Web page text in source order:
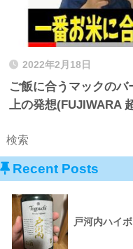
2022年2月18日
ご飯に合うマックの
上の発想(FUJIWARA
Recent Posts
戸河内ハイ